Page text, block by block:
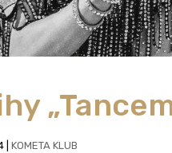
|KOMETA KLUB